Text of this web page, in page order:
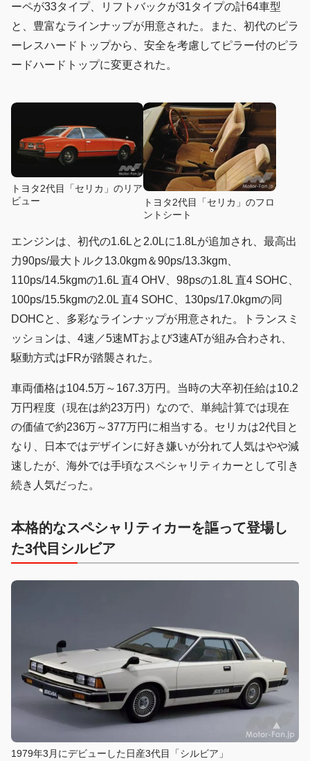
ーペが33タイプ、リフトバックが31タイプの計64車型
と、豊富なラインナップが用意された。また、初代のピラ
ーレスハードトップから、安全を考慮してピラー付のピラ
ードハードトップに変更された。
トヨタ2代目「セリカ」のリア
ビュー
トヨタ2代目「セリカ」のフロ
ントシート
エンジンは、初代の1.6Lと2.0Lに1.8Lが追加され、最高出
力90ps/最大トルク13.0kgm＆90ps/13.3kgm、
110ps/14.5kgmの1.6L 直4 OHV、98psの1.8L 直4 SOHC、
100ps/15.5kgmの2.0L 直4 SOHC、130ps/17.0kgmの同
DOHCと、多彩なラインナップが用意された。トランスミ
ッションは、4速／5速MTおよび3速ATが組み合わされ、
駆動方式はFRが踏襲された。
車両価格は104.5万～167.3万円。当時の大卒初任給は10.2
万円程度（現在は約23万円）なので、単純計算では現在
の価値で約236万～377万円に相当する。セリカは2代目と
なり、日本ではデザインに好き嫌いが分れて人気はやや減
速したが、海外では手頃なスペシャリティカーとして引き
続き人気だった。
本格的なスペシャリティカーを謳って登場し
た3代目シルビア
1979年3月にデビューした日産3代目「シルビア」